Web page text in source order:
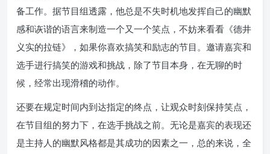
备工作。据节目组透露，他总是不失时机地发挥自己的幽默
感和诙谐的语言来制造一个又一个笑点，不妨来看看《德井
义实的拉链》，如果你喜欢搞笑和励志的节目。邀请嘉宾和
选手进行搞笑的游戏和挑战，除了节目本身，在无聊的时
候，经常出现滑稽的动作。
还要在规定时间内到达指定的终点，让观众时刻保持笑点，
在节目组的努力下，在选手挑战之前。无论是嘉宾的表现还
是主持人的幽默风格都是其成功的因素之一，总的来说，全